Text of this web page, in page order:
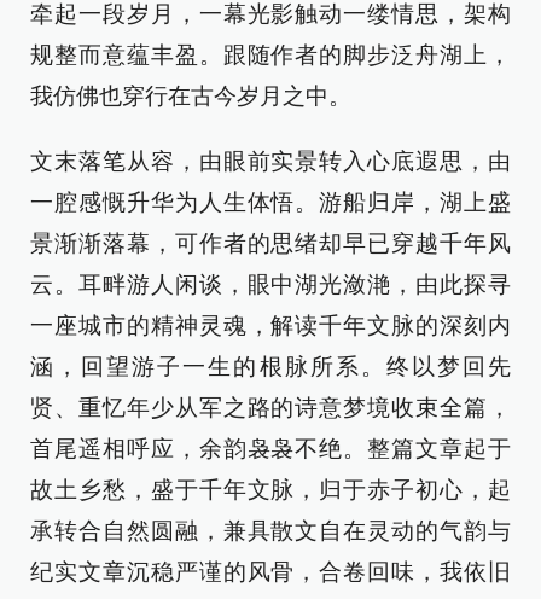
牵起一段岁月，一幕光影触动一缕情思，架构
规整而意蕴丰盈。跟随作者的脚步泛舟湖上，
我仿佛也穿行在古今岁月之中。
文末落笔从容，由眼前实景转入心底遐思，由
一腔感慨升华为人生体悟。游船归岸，湖上盛
景渐渐落幕，可作者的思绪却早已穿越千年风
云。耳畔游人闲谈，眼中湖光潋滟，由此探寻
一座城市的精神灵魂，解读千年文脉的深刻内
涵，回望游子一生的根脉所系。终以梦回先
贤、重忆年少从军之路的诗意梦境收束全篇，
首尾遥相呼应，余韵袅袅不绝。整篇文章起于
故土乡愁，盛于千年文脉，归于赤子初心，起
承转合自然圆融，兼具散文自在灵动的气韵与
纪实文章沉稳严谨的风骨，合卷回味，我依旧